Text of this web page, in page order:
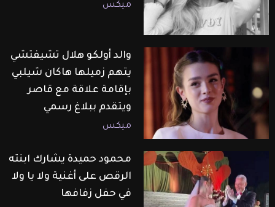
ميكس
والد أولكو هلال تشيفتشي
يتهم زميلها هاكان شيلبي
بإقامة علاقة مع قاصر
ويتقدم ببلاغ رسمي
ميكس
محمود حميدة يشارك ابنته
الرقص على أغنية ولا يا ولا
في حفل زفافها